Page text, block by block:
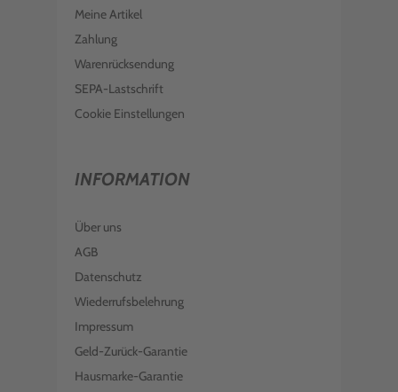
Meine Artikel
Zahlung
Warenrücksendung
SEPA-Lastschrift
Cookie Einstellungen
INFORMATION
Über uns
AGB
Datenschutz
Wiederrufsbelehrung
Impressum
Geld-Zurück-Garantie
Hausmarke-Garantie